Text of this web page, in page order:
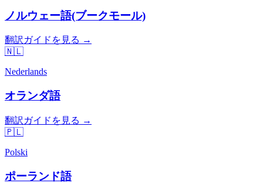
ノルウェー語(ブークモール)
翻訳ガイドを見る →
🇳🇱
Nederlands
オランダ語
翻訳ガイドを見る →
🇵🇱
Polski
ポーランド語